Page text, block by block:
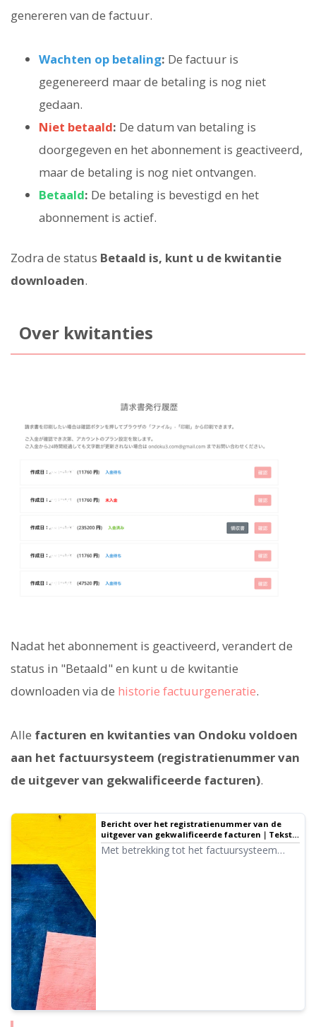
genereren van de factuur.
Wachten op betaling: De factuur is
gegenereerd maar de betaling is nog niet
gedaan.
Niet betaald: De datum van betaling is
doorgegeven en het abonnement is geactiveerd,
maar de betaling is nog niet ontvangen.
Betaald: De betaling is bevestigd en het
abonnement is actief.
Zodra de status Betaald is, kunt u de kwitantie
downloaden.
Over kwitanties
Nadat het abonnement is geactiveerd, verandert de
status in "Betaald" en kunt u de kwitantie
downloaden via de historie factuurgeneratie.
Alle facturen en kwitanties van Ondoku voldoen
aan het factuursysteem (registratienummer van
de uitgever van gekwalificeerde facturen).
Bericht over het registratienummer van de
uitgever van gekwalificeerde facturen｜Tekst-
naar-spraak-software Ondoku
Met betrekking tot het factuursysteem